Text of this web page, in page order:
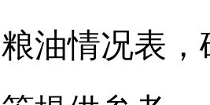
粮油情况表，